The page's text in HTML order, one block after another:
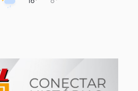
16° 8°